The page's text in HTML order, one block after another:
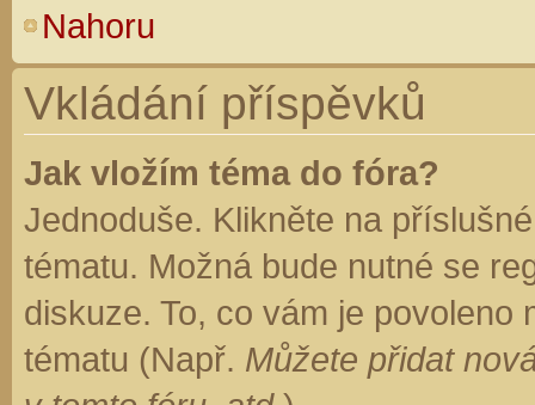
Nahoru
Vkládání příspěvků
Jak vložím téma do fóra?
Jednoduše. Klikněte na
tématu. Možná bude nutné se
diskuze. To, co vám je
tématu (Např. Můžete přidat